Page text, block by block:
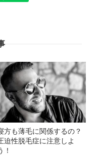
方も薄毛に関係するの？
迫性脱毛症に注意しよ
！